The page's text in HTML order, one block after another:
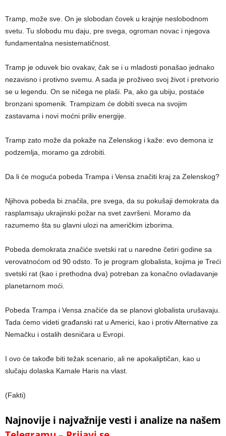
Tramp, može sve. On je slobodan čovek u krajnje neslobodnom
svetu. Tu slobodu mu daju, pre svega, ogroman novac i njegova
fundamentalna nesistematičnost.
Tramp je oduvek bio ovakav, čak se i u mladosti ponašao jednako
nezavisno i protivno svemu. A sada je proživeo svoj život i pretvorio
se u legendu. On se ničega ne plaši. Pa, ako ga ubiju, postaće
bronzani spomenik. Trampizam će dobiti sveca na svojim
zastavama i novi moćni priliv energije.
Tramp zato može da pokaže na Zelenskog i kaže: evo demona iz
podzemlja, moramo ga zdrobiti.
Da li će moguća pobeda Trampa i Vensa značiti kraj za Zelenskog?
Njihova pobeda bi značila, pre svega, da su pokušaji demokrata da
rasplamsaju ukrajinski požar na svet završeni. Moramo da
razumemo šta su glavni ulozi na američkim izborima.
Pobeda demokrata značiće svetski rat u naredne četiri godine sa
verovatnoćom od 90 odsto. To je program globalista, kojima je Treći
svetski rat (kao i prethodna dva) potreban za konačno ovladavanje
planetarnom moći.
Pobeda Trampa i Vensa značiće da se planovi globalista urušavaju.
Tada ćemo videti građanski rat u Americi, kao i protiv Alternative za
Nemačku i ostalih desničara u Evropi.
I ovo će takođe biti težak scenario, ali ne apokaliptičan, kao u
slučaju dolaska Kamale Haris na vlast.
(Fakti)
Najnovije i najvažnije vesti i analize na našem